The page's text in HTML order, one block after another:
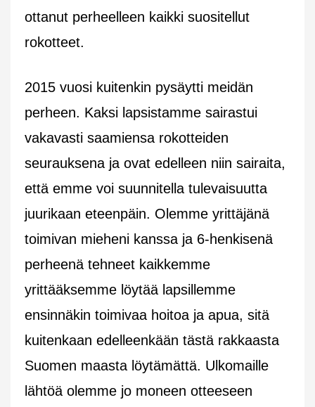
ottanut perheelleen kaikki suositellut
rokotteet.
2015 vuosi kuitenkin pysäytti meidän
perheen. Kaksi lapsistamme sairastui
vakavasti saamiensa rokotteiden
seurauksena ja ovat edelleen niin sairaita,
että emme voi suunnitella tulevaisuutta
juurikaan eteenpäin. Olemme yrittäjänä
toimivan mieheni kanssa ja 6-henkisenä
perheenä tehneet kaikkemme
yrittääksemme löytää lapsillemme
ensinnäkin toimivaa hoitoa ja apua, sitä
kuitenkaan edelleenkään tästä rakkaasta
Suomen maasta löytämättä. Ulkomaille
lähtöä olemme jo moneen otteeseen